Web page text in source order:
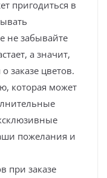
пригодиться в
не забывайте
а значит,
заказе цветов.
которая может
пожелания и
при заказе